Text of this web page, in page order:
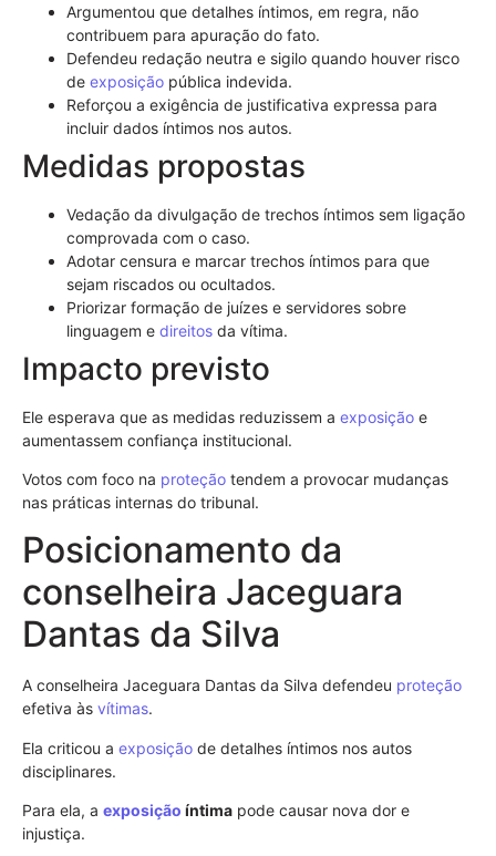
Argumentou que detalhes íntimos, em regra, não
contribuem para apuração do fato.
Defendeu redação neutra e sigilo quando houver risco
de exposição pública indevida.
Reforçou a exigência de justificativa expressa para
incluir dados íntimos nos autos.
Medidas propostas
Vedação da divulgação de trechos íntimos sem ligação
comprovada com o caso.
Adotar censura e marcar trechos íntimos para que
sejam riscados ou ocultados.
Priorizar formação de juízes e servidores sobre
linguagem e direitos da vítima.
Impacto previsto
Ele esperava que as medidas reduzissem a exposição e
aumentassem confiança institucional.
Votos com foco na proteção tendem a provocar mudanças
nas práticas internas do tribunal.
Posicionamento da
conselheira Jaceguara
Dantas da Silva
A conselheira Jaceguara Dantas da Silva defendeu proteção
efetiva às vítimas.
Ela criticou a exposição de detalhes íntimos nos autos
disciplinares.
Para ela, a exposição íntima pode causar nova dor e
injustiça.